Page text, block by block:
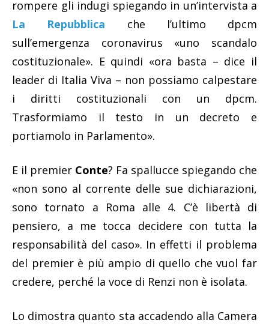
rompere gli indugi spiegando in un’intervista a
La Repubblica che l’ultimo dpcm
sull’emergenza coronavirus «uno scandalo
costituzionale». E quindi «ora basta – dice il
leader di Italia Viva – non possiamo calpestare
i diritti costituzionali con un dpcm.
Trasformiamo il testo in un decreto e
portiamolo in Parlamento».
E il premier Conte? Fa spallucce spiegando che
«non sono al corrente delle sue dichiarazioni,
sono tornato a Roma alle 4. C’è libertà di
pensiero, a me tocca decidere con tutta la
responsabilità del caso». In effetti il problema
del premier è più ampio di quello che vuol far
credere, perché la voce di Renzi non è isolata.
Lo dimostra quanto sta accadendo alla Camera